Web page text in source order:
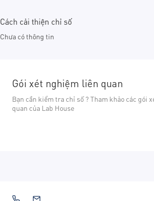
Cách cải thiện chỉ số
Chưa có thông tin
Gói xét nghiệm liên quan
Bạn cần kiểm tra chỉ số ? Tham khảo các gói
quan của Lab House